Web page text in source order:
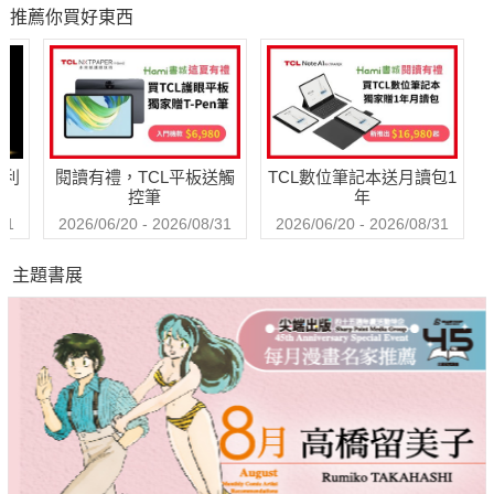
推薦你買好東西
閱讀有禮，TCL平板送觸
控筆
2026/06/20 - 2026/08/31
TCL數位筆記本送月讀包1
年
2026/06/20 - 2026/08/31
主題書展